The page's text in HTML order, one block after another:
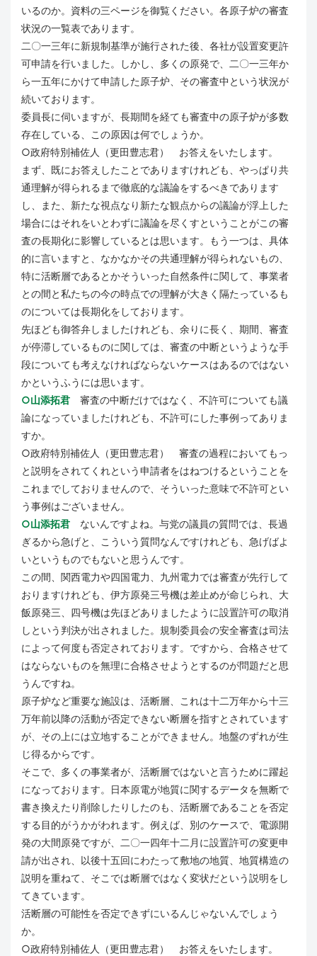
いるのか。資料の三ページを御覧ください。各原子炉の審査
状況の一覧表であります。
二〇一三年に新規制基準が施行された後、各社が設置変更許
可申請を行いました。しかし、多くの原発で、二〇一三年か
ら一五年にかけて申請した原子炉、その審査中という状況が
続いております。
委員長に伺いますが、長期間を経ても審査中の原子炉が多数
存在している、この原因は何でしょうか。
○政府特別補佐人（更田豊志君） お答えをいたします。
まず、既にお答えしたことでありますけれども、やっぱり共
通理解が得られるまで徹底的な議論をするべきであります
し、また、新たな視点なり新たな観点からの議論が浮上した
場合にはそれをいとわずに議論を尽くすということがこの審
査の長期化に影響しているとは思います。もう一つは、具体
的に言いますと、なかなかその共通理解が得られないもの、
特に活断層であるとかそういった自然条件に関して、事業者
との間と私たちの今の時点での理解が大きく隔たっているも
のについては長期化をしております。
先ほども御答弁しましたけれども、余りに長く、期間、審査
が停滞しているものに関しては、審査の中断というような手
段についても考えなければならないケースはあるのではない
かというふうには思います。
○山添拓君 審査の中断だけではなく、不許可についても議
論になっていましたけれども、不許可にした事例ってありま
すか。
○政府特別補佐人（更田豊志君） 審査の過程においてもっ
と説明をされてくれという申請者をはねつけるということを
これまでしておりませんので、そういった意味で不許可とい
う事例はございません。
○山添拓君 ないんですよね。与党の議員の質問では、長過
ぎるから急げと、こういう質問なんですけれども、急げばよ
いというものでもないと思うんです。
この間、関西電力や四国電力、九州電力では審査が先行して
おりますけれども、伊方原発三号機は差止めが命じられ、大
飯原発三、四号機は先ほどありましたように設置許可の取消
しという判決が出されました。規制委員会の安全審査は司法
によって何度も否定されております。ですから、合格させて
はならないものを無理に合格させようとするのが問題だと思
うんですね。
原子炉など重要な施設は、活断層、これは十二万年から十三
万年前以降の活動が否定できない断層を指すとされています
が、その上には立地することができません。地盤のずれが生
じ得るからです。
そこで、多くの事業者が、活断層ではないと言うために躍起
になっております。日本原電が地質に関するデータを無断で
書き換えたり削除したりしたのも、活断層であることを否定
する目的がうかがわれます。例えば、別のケースで、電源開
発の大間原発ですが、二〇一四年十二月に設置許可の変更申
請が出され、以後十五回にわたって敷地の地質、地質構造の
説明を重ねて、そこでは断層ではなく変状だという説明をし
てきています。
活断層の可能性を否定できずにいるんじゃないんでしょう
か。
○政府特別補佐人（更田豊志君） お答えをいたします。